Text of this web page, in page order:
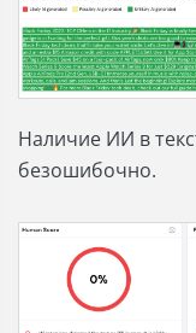
Наличие ИИ в
безошибочно.